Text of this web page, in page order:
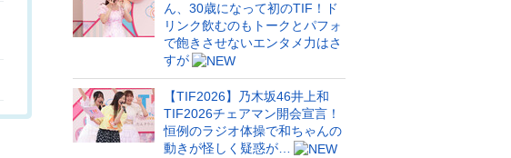
ん、30歳になって初のTIF！ド
リンク飲むのもトークとパフォ
で飽きさせないエンタメ力はさ
すが
【TIF2026】乃木坂46井上和
TIF2026チェアマン開会宣言！
恒例のラジオ体操で和ちゃんの
動きが怪しく疑惑が…